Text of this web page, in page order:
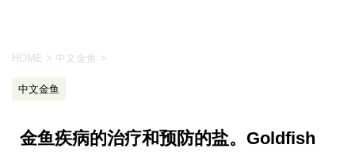
HOME > 中文金鱼 >
中文金鱼
金鱼疾病的治疗和预防的盐。Goldfish